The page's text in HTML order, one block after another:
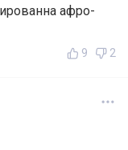
афро-
9 2